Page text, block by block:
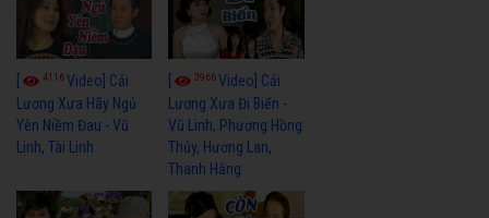
4116Video] Cải
Lương Xưa Hãy Ngủ
Yên Niềm Đau - Vũ
Linh, Tài Linh
3966Video] Cải
Lương Xưa Đi Biển -
Vũ Linh, Phương Hồng
Thủy, Hương Lan,
Thanh Hằng